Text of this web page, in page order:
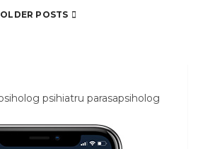
OLDER POSTS